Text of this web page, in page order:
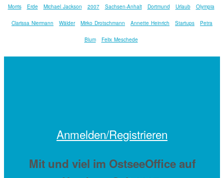
Morris Erde Michael Jackson 2007 Sachsen-Anhalt Dortmund Urlaub Olympia
Clarissa Niermann Wälder Mirko Drotschmann Annette Heinrich Startups Petra
Blum Felix Meschede
Anmelden/Registrieren
Mit und viel im OstseeOffice auf